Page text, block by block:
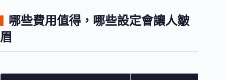
哪些費用值得，哪些設定會讓人皺
眉